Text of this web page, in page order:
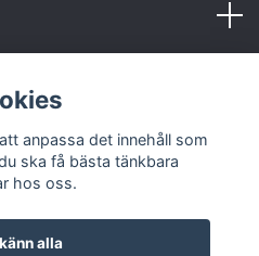
anpassa det innehåll som
ska få bästa tänkbara
hos oss.
alla